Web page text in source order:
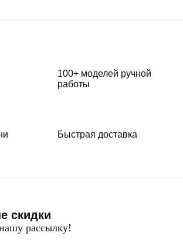
100+ моделей ручной
работы
Быстрая доставка
скидки
рассылку!